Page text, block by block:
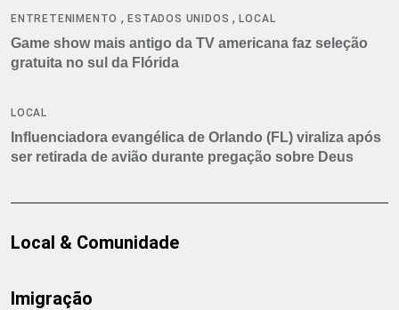
ENTRETENIMENTO ,ESTADOS UNIDOS ,LOCAL
Game show mais antigo da TV americana faz seleção
gratuita no sul da Flórida
LOCAL
Influenciadora evangélica de Orlando (FL) viraliza após
ser retirada de avião durante pregação sobre Deus
Local & Comunidade
Imigração